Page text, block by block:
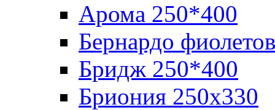
Арома 250*400
Бернардо
Бридж 250*400
Бриония 250х330